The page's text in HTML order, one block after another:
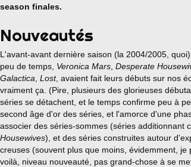
season finales.
Nouveautés
L'avant-avant dernière saison (la 2004/2005,
peu de temps, Veronica Mars Desperate
Galactica Lost, avaient fait leurs débuts sur nos
vraiment ça. (Pire, plusieurs des glorieuses
séries se détachent, et le temps confirme peu à
second âge d'or des séries, et l'amorce d'une
associer des séries-sommes (séries additionnant
Housewives), et des séries construites autour
creuses (souvent plus que moins, évidemment, je
voilà, niveau nouveauté, pas grand-chose à se